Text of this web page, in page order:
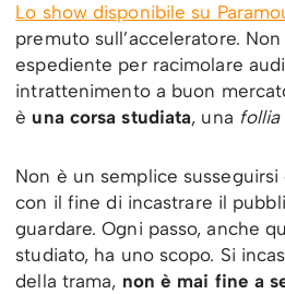
Lo show disponibile su
premuto sull’acceleratore.
espediente per racimolare
intrattenimento a buon
è una corsa studiata, una follia
Non è un semplice
con il fine di incastrare il
guardare. Ogni passo, anche
studiato, ha uno scopo. Si
della trama, non è mai fine a